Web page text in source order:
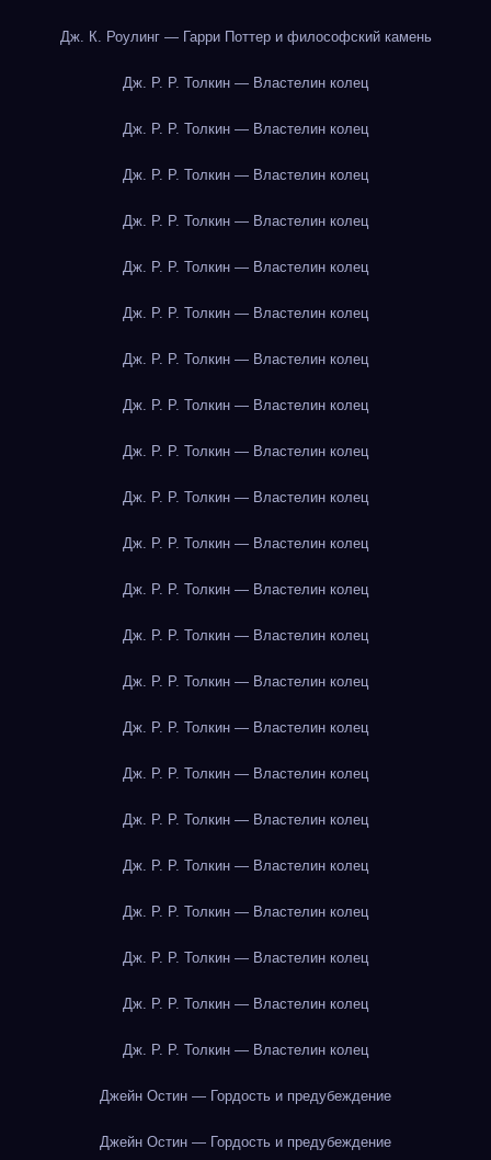
Дж. К. Роулинг — Гарри Поттер и философский камень
Дж. Р. Р. Толкин — Властелин колец
Дж. Р. Р. Толкин — Властелин колец
Дж. Р. Р. Толкин — Властелин колец
Дж. Р. Р. Толкин — Властелин колец
Дж. Р. Р. Толкин — Властелин колец
Дж. Р. Р. Толкин — Властелин колец
Дж. Р. Р. Толкин — Властелин колец
Дж. Р. Р. Толкин — Властелин колец
Дж. Р. Р. Толкин — Властелин колец
Дж. Р. Р. Толкин — Властелин колец
Дж. Р. Р. Толкин — Властелин колец
Дж. Р. Р. Толкин — Властелин колец
Дж. Р. Р. Толкин — Властелин колец
Дж. Р. Р. Толкин — Властелин колец
Дж. Р. Р. Толкин — Властелин колец
Дж. Р. Р. Толкин — Властелин колец
Дж. Р. Р. Толкин — Властелин колец
Дж. Р. Р. Толкин — Властелин колец
Дж. Р. Р. Толкин — Властелин колец
Дж. Р. Р. Толкин — Властелин колец
Дж. Р. Р. Толкин — Властелин колец
Дж. Р. Р. Толкин — Властелин колец
Джейн Остин — Гордость и предубеждение
Джейн Остин — Гордость и предубеждение